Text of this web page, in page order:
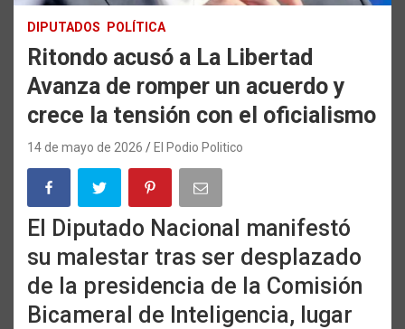
DIPUTADOS POLÍTICA
Ritondo acusó a La Libertad
Avanza de romper un acuerdo y
crece la tensión con el oficialismo
14 de mayo de 2026 El Podio Politico
El Diputado Nacional manifestó
su malestar tras ser desplazado
de la presidencia de la Comisión
Bicameral de Inteligencia, lugar